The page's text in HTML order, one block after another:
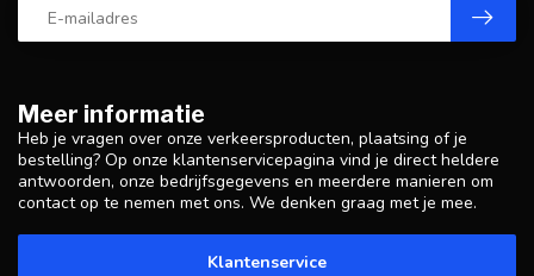
Meer informatie
Heb je vragen over onze verkeersproducten, plaatsing of je
bestelling? Op onze klantenservicepagina vind je direct heldere
antwoorden, onze bedrijfsgegevens en meerdere manieren om
contact op te nemen met ons. We denken graag met je mee.
Klantenservice